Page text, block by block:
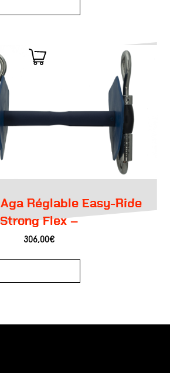
Strong Flex –
306,00€